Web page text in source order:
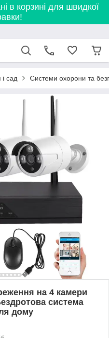
в корзині для швидкої
і сад Системи охорони та
на 4 камери
система
дому